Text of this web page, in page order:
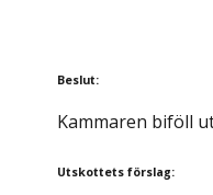
Beslut:
Kammaren biföll
Utskottets förslag: